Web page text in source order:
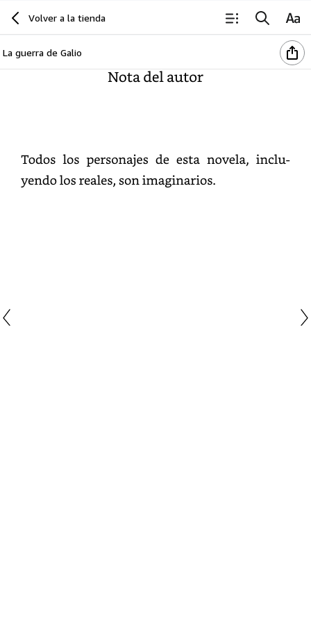
Volver a la tienda
La guerra de Galio
Nota del autor
Todos los de esta incluyendo
los reales, imaginarios.